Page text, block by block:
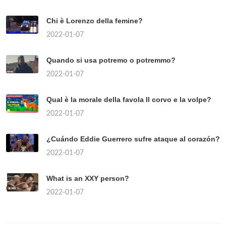
Chi è Lorenzo della femine?
2022-01-07
Quando si usa potremo o potremmo?
2022-01-07
Qual è la morale della favola Il corvo e la volpe?
2022-01-07
¿Cuándo Eddie Guerrero sufre ataque al corazón?
2022-01-07
What is an XXY person?
2022-01-07